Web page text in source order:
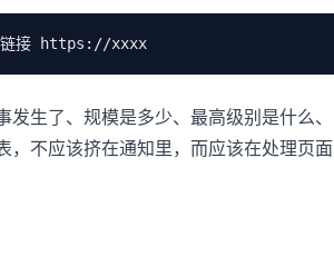
生了、规模是多少、最高级别是什么、
不应该挤在通知里，而应该在处理页面